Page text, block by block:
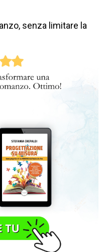
senza limitare la